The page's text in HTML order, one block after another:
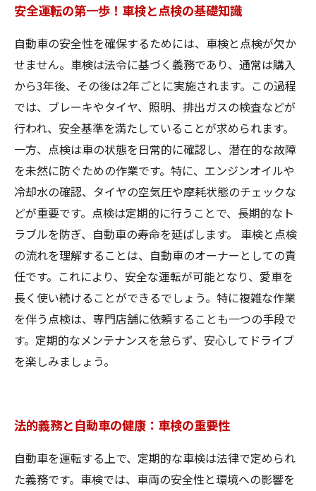
要性
あなたの車は大丈夫？車検と点検で長持ちさせ
る秘訣
運転を楽しむために：安全な車づくりのススメ
安全運転の第一歩！車検と点検の基礎知識
自動車の安全性を確保するためには、車検と点検が欠か
せません。車検は法令に基づく義務であり、通常は購入
から3年後、その後は2年ごとに実施されます。この過程
では、ブレーキやタイヤ、照明、排出ガスの検査などが
行われ、安全基準を満たしていることが求められます。
一方、点検は車の状態を日常的に確認し、潜在的な故障
を未然に防ぐための作業です。特に、エンジンオイルや
冷却水の確認、タイヤの空気圧や摩耗状態のチェックな
どが重要です。点検は定期的に行うことで、長期的なト
ラブルを防ぎ、自動車の寿命を延ばします。 車検と点検
の流れを理解することは、自動車のオーナーとしての責
任です。これにより、安全な運転が可能となり、愛車を
長く使い続けることができるでしょう。特に複雑な作業
を伴う点検は、専門店舗に依頼することも一つの手段で
す。定期的なメンテナンスを怠らず、安心してドライブ
を楽しみましょう。
法的義務と自動車の健康：車検の重要性
自動車を運転する上で、定期的な車検は法律で定められ
た義務です。車検では、車両の安全性と環境への影響を